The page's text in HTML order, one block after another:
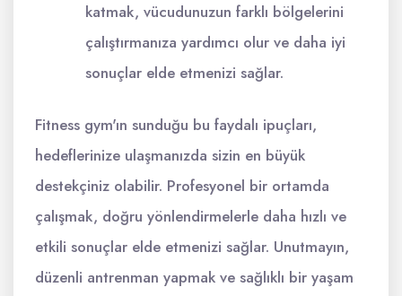
katmak, vücudunuzun farklı bölgelerini
çalıştırmanıza yardımcı olur ve daha iyi
sonuçlar elde etmenizi sağlar.
Fitness gym'ın sunduğu bu faydalı ipuçları,
hedeflerinize ulaşmanızda sizin en büyük
destekçiniz olabilir. Profesyonel bir ortamda
çalışmak, doğru yönlendirmelerle daha hızlı ve
etkili sonuçlar elde etmenizi sağlar. Unutmayın,
düzenli antrenman yapmak ve sağlıklı bir yaşam